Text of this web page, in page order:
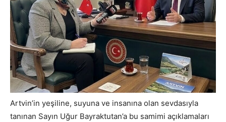
Artvin’in yeşiline, suyuna ve insanına olan sevdasıyla
tanınan Sayın Uğur Bayraktutan’a bu samimi açıklamaları